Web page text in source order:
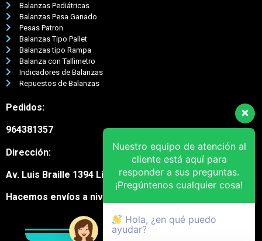
Balanzas Pediátricas
Balanzas Pesa Ganado
Pesas Patron
Balanzas Tipo Pallet
Balanzas tipo Rampa
Balanza con Tallimetro
Indicadores de Balanzas
Repuestos de Balanzas
Pedidos:
964381357
Dirección:
Av. Luis Braille 1394 Lima Cercado
Hacemos envíos a nivel nacional
Nuestro equipo de atención al
cliente está aquí para
responder a sus preguntas.
¡Pregúntenos cualquier cosa!
Hola, ¿en qué puedo
ayudar?